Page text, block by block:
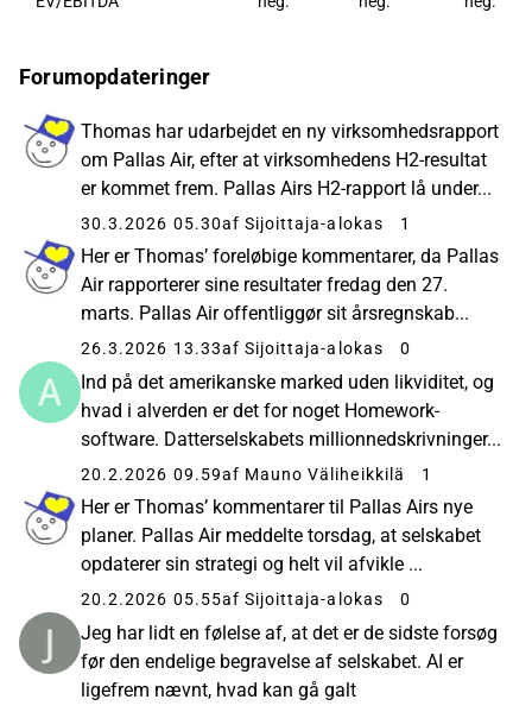
Forumopdateringer
Thomas har udarbejdet en ny virksomhedsrapport
om Pallas Air, efter at virksomhedens H2-resultat
er kommet frem. Pallas Airs H2-rapport lå under...
30.3.2026 05.30af Sijoittaja-alokas 1
Her er Thomas’ foreløbige kommentarer, da Pallas
Air rapporterer sine resultater fredag den 27.
marts. Pallas Air offentliggør sit årsregnskab...
26.3.2026 13.33af Sijoittaja-alokas 0
Ind på det amerikanske marked uden likviditet, og
hvad i alverden er det for noget Homework-
software. Datterselskabets millionnedskrivninger...
20.2.2026 09.59af Mauno Väliheikkilä 1
Her er Thomas’ kommentarer til Pallas Airs nye
planer. Pallas Air meddelte torsdag, at selskabet
opdaterer sin strategi og helt vil afvikle ...
20.2.2026 05.55af Sijoittaja-alokas 0
Jeg har lidt en følelse af, at det er de sidste forsøg
før den endelige begravelse af selskabet. AI er
ligefrem nævnt, hvad kan gå galt